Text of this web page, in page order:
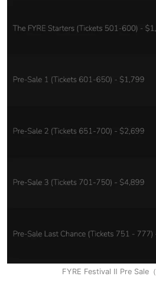
FYRE Festival Ⅱ Pre Sale（